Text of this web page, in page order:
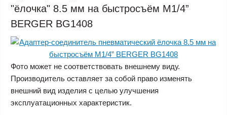
"ёлочка" 8.5 мм на быстросъём M1/4”
BERGER BG1408
Фото может не соответствовать внешнему виду.
Производитель оставляет за собой право изменять
внешний вид изделия с целью улучшения
эксплуатационных характеристик.